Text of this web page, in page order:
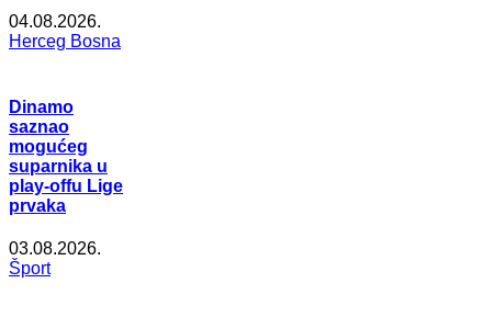
04.08.2026.
Herceg Bosna
Dinamo
saznao
mogućeg
suparnika u
play-offu Lige
prvaka
03.08.2026.
Šport